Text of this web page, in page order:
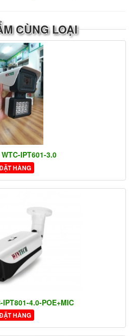
CÙNG LOẠI
IPT601-3.0
HÀNG
IPT801-4.0-POE+MIC
HÀNG